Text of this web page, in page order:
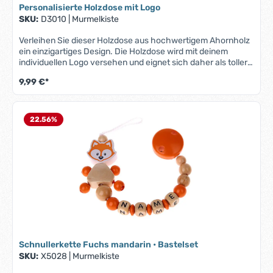
Personalisierte Holzdose mit Logo
SKU: D3010 Murmelkiste
Verleihen Sie dieser Holzdose aus hochwertigem Ahornholz
ein einzigartiges Design. Die Holzdose wird mit deinem
individuellen Logo versehen und eignet sich daher als toller
natürliche Optik durch hochwertiges AhornholzIndividuelles
Logo: Ihr persönliches Logo wird präzise auf die Oberfläche
personalisierte GeschenkeMaße: Durchmesser: 4cm und
Höhe: 4,6cmDein Logo kannst du uns per E-Mail an:
info@murmelkiste.de senden.
9,99 €*
22.56%
Schnullerkette Fuchs mandarin • Bastelset
SKU: X5028 Murmelkiste